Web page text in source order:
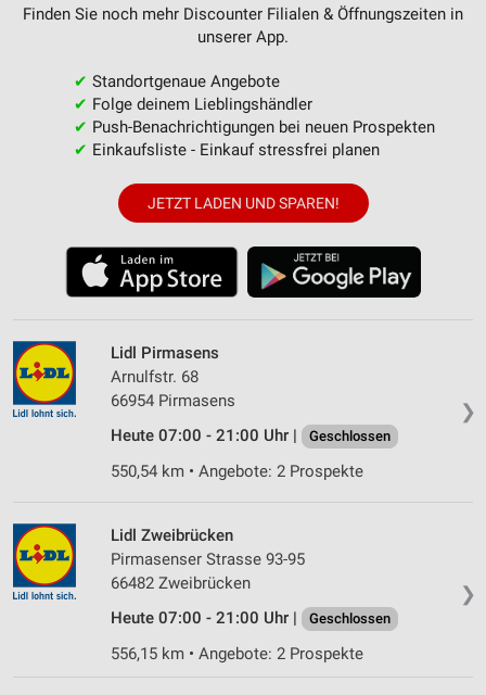
Finden Sie noch mehr Discounter Filialen & Öffnungszeiten in
unserer App.
✔ Standortgenaue Angebote
✔ Folge deinem Lieblingshändler
✔ Push-Benachrichtigungen bei neuen Prospekten
✔ Einkaufsliste - Einkauf stressfrei planen
JETZT LADEN UND SPAREN!
❯
Lidl Pirmasens
Arnulfstr. 68
66954 Pirmasens
Heute 07:00 - 21:00 Uhr |
Geschlossen
550,54 km • Angebote: 2 Prospekte
❯
Lidl Zweibrücken
Pirmasenser Strasse 93-95
66482 Zweibrücken
Heute 07:00 - 21:00 Uhr |
Geschlossen
556,15 km • Angebote: 2 Prospekte